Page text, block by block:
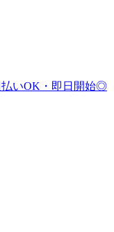
払いOK・即日開始◎